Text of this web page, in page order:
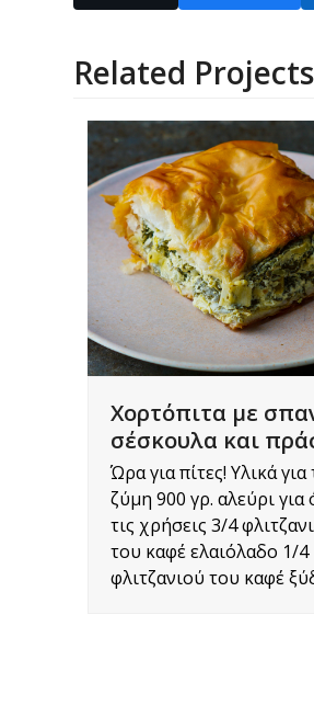
Related Projects
Χορτόπιτα με
σέσκουλα και
Ώρα για πίτες! Υλικά για
ζύμη 900 γρ. αλεύρι για
τις χρήσεις 3/4
του καφέ ελαιόλαδο 1/4
φλιτζανιού του καφέ